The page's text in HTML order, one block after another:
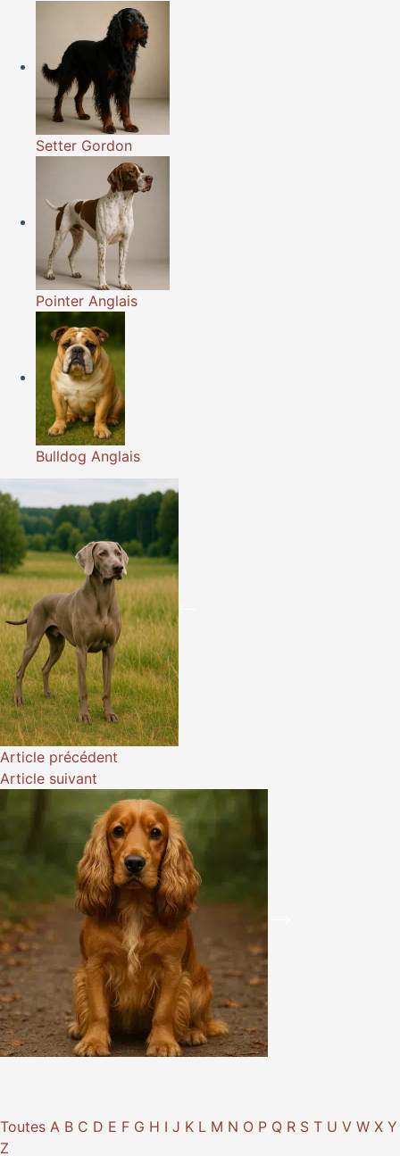
Setter Gordon
Pointer Anglais
Bulldog Anglais
Article précédent
Article suivant
Toutes A B C D E F G H I J K L M N O P Q R S T U V W X Y
Z